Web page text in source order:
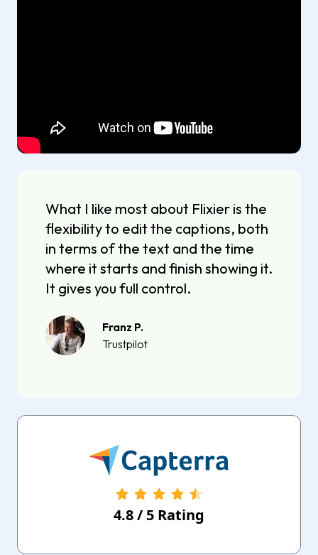
What I like most about Flixier is the
flexibility to edit the captions, both
in terms of the text and the time
where it starts and finish showing it.
It gives you full control.
Franz P.
Trustpilot
4.8/ 5 Rating